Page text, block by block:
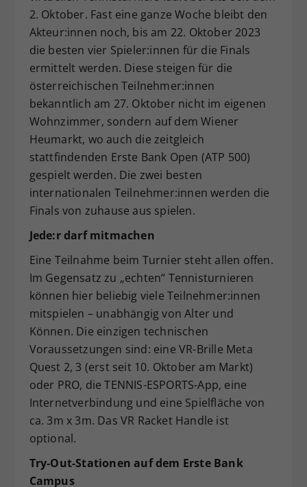
2. Oktober. Fast eine ganze Woche bleibt den
Akteur:innen noch, bis am 22. Oktober 2023
die besten vier Spieler:innen für die Finals
ermittelt werden. Diese steigen für die
österreichischen Teilnehmer:innen
bekanntlich am 27. Oktober nicht im eigenen
Wohnzimmer, sondern auf dem Wiener
Heumarkt, wo auch die zeitgleich
stattfindenden Erste Bank Open (ATP 500)
gespielt werden. Die zwei besten
internationalen Teilnehmer:innen werden die
Finals von zuhause aus spielen.
Jede:r darf mitmachen
Eine Teilnahme beim Turnier steht allen offen.
Im Gegensatz zu „echten“ Tennisturnieren
können hier beliebig viele Teilnehmer:innen
mitspielen – unabhängig von Alter und
Können. Die einzigen technischen
Voraussetzungen sind: eine VR-Brille Meta
Quest 2, 3 (erst seit 10. Oktober am Markt)
oder PRO, die TENNIS-ESPORTS-App, eine
Internetverbindung und eine Spielfläche von
ca. 3m x 3m. Das VR Racket Handle ist
optional.
Try-Out-Stationen auf dem Erste Bank
Campus
Zweck
Dieser Wert speichert Ihre Consent-
Einstellungen. Unter anderem eine
zufällig generierte ID, für die
historische Speicherung Ihrer
vorgenommen Einstellungen, falls der
Webseiten-Betreiber dies eingestellt
hat.